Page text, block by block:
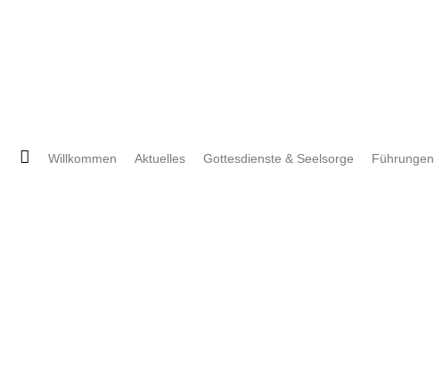
NavigationWillkommen Aktuelles Gottesdienste & Seelsorge Führungen